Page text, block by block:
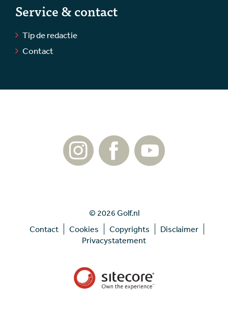
Service & contact
Tip de redactie
Contact
© 2026 Golf.nl
Contact
Cookies Copyrights
Disclaimer
Privacystatement